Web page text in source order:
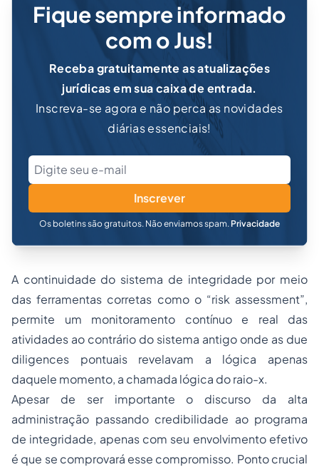
Fique sempre informado
com o Jus!
Receba gratuitamente as atualizações
jurídicas em sua caixa de entrada.
Inscreva-se agora e não perca as novidades
diárias essenciais!
Inscrever
Os boletins são gratuitos. Não enviamos spam. Privacidade
A continuidade do sistema de integridade por meio
das ferramentas corretas como o “risk assessment”,
permite um monitoramento contínuo e real das
atividades ao contrário do sistema antigo onde as due
diligences pontuais revelavam a lógica apenas
daquele momento, a chamada lógica do raio-x.
Apesar de ser importante o discurso da alta
administração passando credibilidade ao programa
de integridade, apenas com seu envolvimento efetivo
é que se comprovará esse compromisso. Ponto crucial